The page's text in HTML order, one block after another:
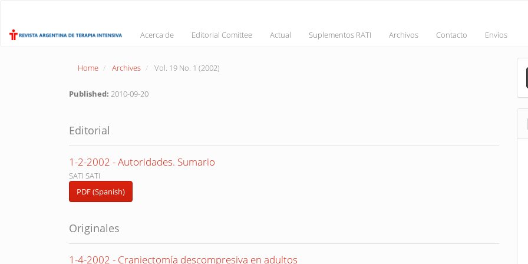
Content
Acerca de Editorial Comittee Actual Suplementos RATI Archivos Contacto Envíos
Home Archives Vol. 19 No. 1 (2002)
Published: 2010-09-20
Editorial
1-2-2002 - Autoridades. Sumario
SATI SATI
PDF (Spanish)
Originales
1-4-2002 - Craniectomía descompresiva en adultos